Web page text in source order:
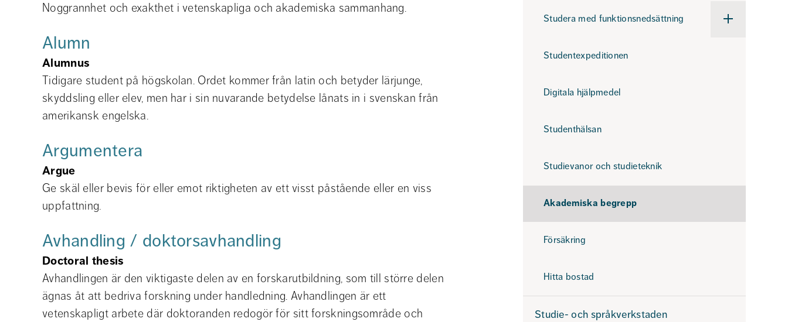
Noggrannhet och exakthet i vetenskapliga och akademiska sammanhang.
Alumn
Alumnus
Tidigare student på högskolan. Ordet kommer från latin och betyder lärjunge,
skyddsling eller elev, men har i sin nuvarande betydelse lånats in i svenskan från
amerikansk engelska.
Argumentera
Argue
Ge skäl eller bevis för eller emot riktigheten av ett visst påstående eller en viss
uppfattning.
Avhandling / doktorsavhandling
Doctoral thesis
Avhandlingen är den viktigaste delen av en forskarutbildning, som till större delen
ägnas åt att bedriva forskning under handledning. Avhandlingen är ett
vetenskapligt arbete där doktoranden redogör för sitt forskningsområde och
Studera med funktionsnedsättning
Undermeny
Studentexpeditionen
Digitala hjälpmedel
Studenthälsan
Studievanor och studieteknik
Akademiska begrepp
Försäkring
Hitta bostad
Studie- och språkverkstaden